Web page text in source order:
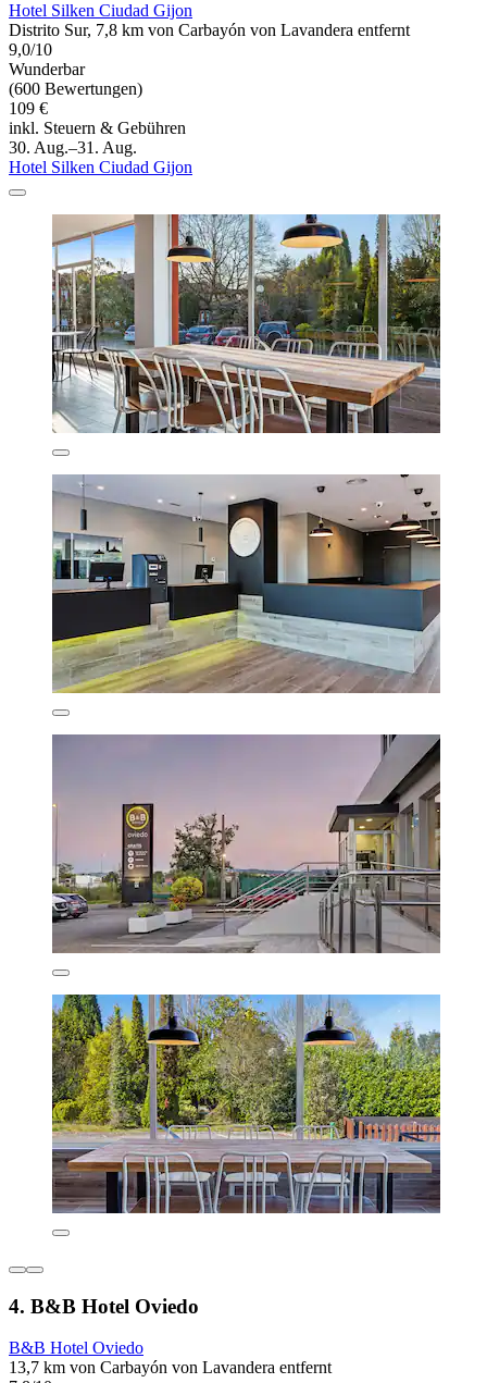
Hotel Silken Ciudad Gijon
Distrito Sur, 7,8 km von Carbayón von Lavandera entfernt
9,0/10
Wunderbar
(600 Bewertungen)
109 €
inkl. Steuern & Gebühren
30. Aug.–31. Aug.
Hotel Silken Ciudad Gijon
4. B&B Hotel Oviedo
B&B Hotel Oviedo
13,7 km von Carbayón von Lavandera entfernt